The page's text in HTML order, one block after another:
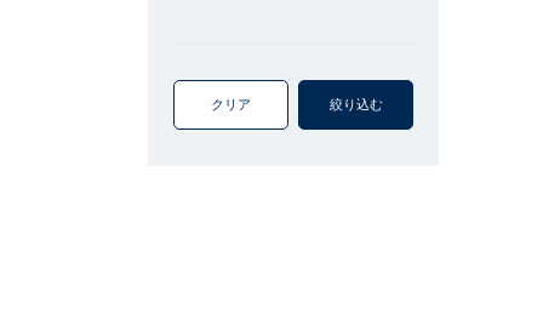
クリア 絞り込む